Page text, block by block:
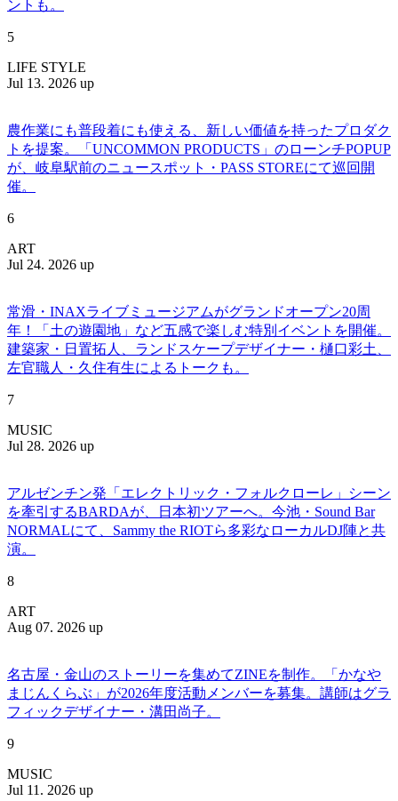
ントも。
5
LIFE STYLE
Jul 13. 2026 up
農作業にも普段着にも使える、新しい価値を持ったプロダク
トを提案。「UNCOMMON PRODUCTS」のローンチPOPUP
が、岐阜駅前のニュースポット・PASS STOREにて巡回開
催。
6
ART
Jul 24. 2026 up
常滑・INAXライブミュージアムがグランドオープン20周
年！「土の遊園地」など五感で楽しむ特別イベントを開催。
建築家・日置拓人、ランドスケープデザイナー・樋口彩土、
左官職人・久住有生によるトークも。
7
MUSIC
Jul 28. 2026 up
アルゼンチン発「エレクトリック・フォルクローレ」シーン
を牽引するBARDAが、日本初ツアーへ。今池・Sound Bar
NORMALにて、Sammy the RIOTら多彩なローカルDJ陣と共
演。
8
ART
Aug 07. 2026 up
名古屋・金山のストーリーを集めてZINEを制作。「かなや
まじんくらぶ」が2026年度活動メンバーを募集。講師はグラ
フィックデザイナー・溝田尚子。
9
MUSIC
Jul 11. 2026 up